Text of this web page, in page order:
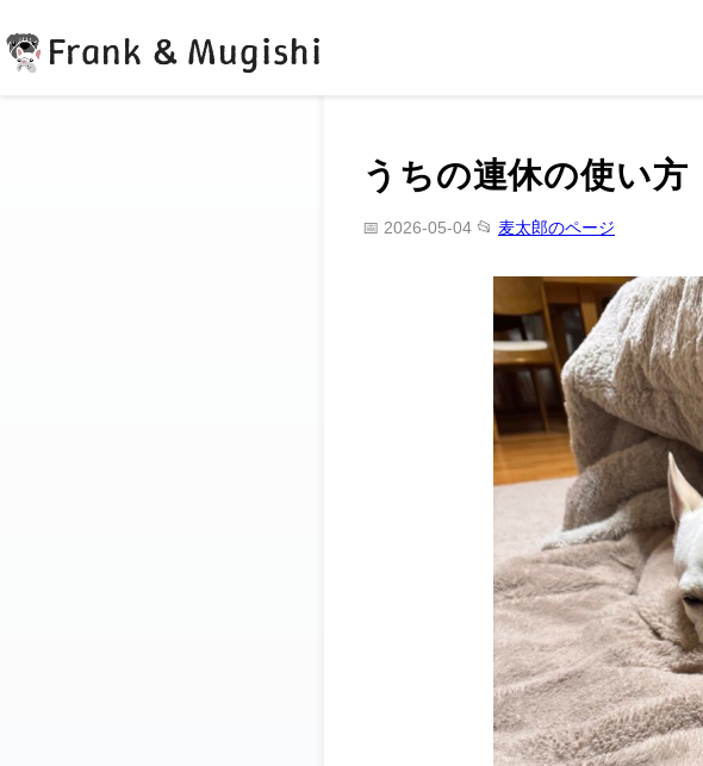
Frank & Mugishi
うちの連休の使い方
📅 2026-05-04 📂 麦太郎のページ